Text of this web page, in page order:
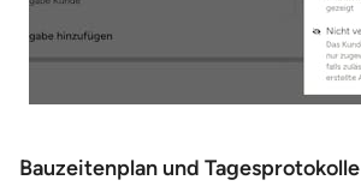
Bauzeitenplan und Tagesprotokolle